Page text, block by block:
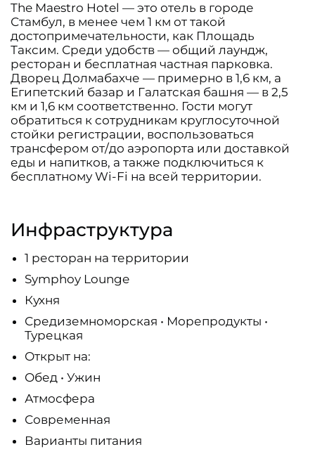
The Maestro Hotel — это отель в городе
Стамбул, в менее чем 1 км от такой
достопримечательности, как Площадь
Таксим. Среди удобств — общий лаундж,
ресторан и бесплатная частная парковка.
Дворец Долмабахче — примерно в 1,6 км, а
Египетский базар и Галатская башня — в 2,5
км и 1,6 км соответственно. Гости могут
обратиться к сотрудникам круглосуточной
стойки регистрации, воспользоваться
трансфером от/до аэропорта или доставкой
еды и напитков, а также подключиться к
бесплатному Wi-Fi на всей территории.
Инфраструктура
1 ресторан на территории
Symphoy Lounge
Кухня
Средиземноморская • Морепродукты •
Турецкая
Открыт на:
Обед • Ужин
Атмосфера
Современная
Варианты питания